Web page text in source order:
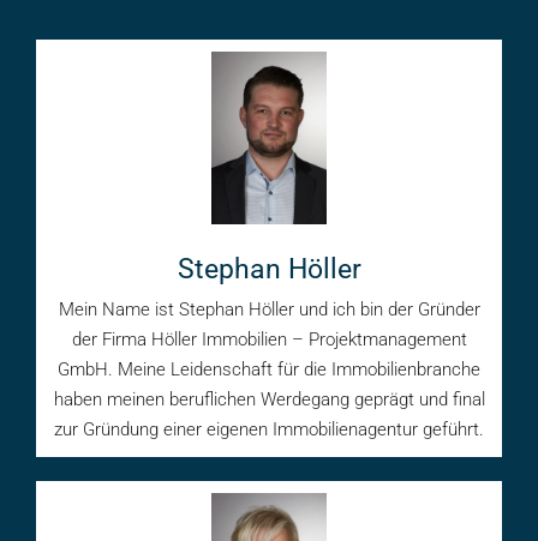
Stephan Höller
Mein Name ist Stephan Höller und ich bin der Gründer
der Firma Höller Immobilien – Projektmanagement
GmbH. Meine Leidenschaft für die Immobilienbranche
haben meinen beruflichen Werdegang geprägt und final
zur Gründung einer eigenen Immobilienagentur geführt.